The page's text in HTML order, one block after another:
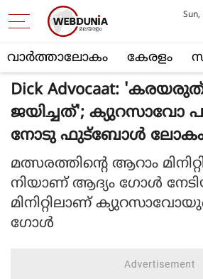
വാര്‍ത്താലോകം കേരളം
Dick Advocaat:
ജയിച്ചത്'; ക്യുറസാവോ
നോടു ഫുട്‌ബോൾ
മത്സരത്തിന്റെ ആറാം
നിയാണ് ആദ്യം ഗോൾ
മിനിറ്റിലാണ്
ഗോൾ